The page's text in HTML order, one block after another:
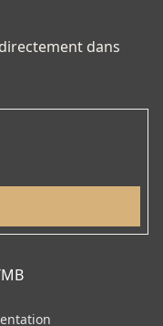
dans